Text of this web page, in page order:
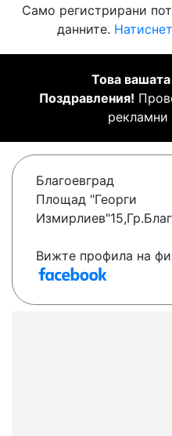
Само регистрирани
данните.
Това
Поздравления!
рекламни
Благоевград
Площад "Георги
Вижте профила на